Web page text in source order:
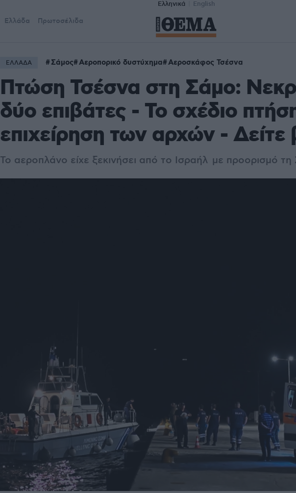
Ελληνικά English
Ελλάδα Πρωτοσέλιδα
ΕΛΛΑΔΑ Σάμος Αεροπορικό δυστύχημα Αεροσκάφος Τσέσνα
Πτώση Τσέσνα στη Σάμο:
δύο επιβάτες - Το σχέδιο
επιχείρηση των αρχών - Δείτε
Το αεροπλάνο είχε ξεκινήσει από το Ισραήλ με προορισμό